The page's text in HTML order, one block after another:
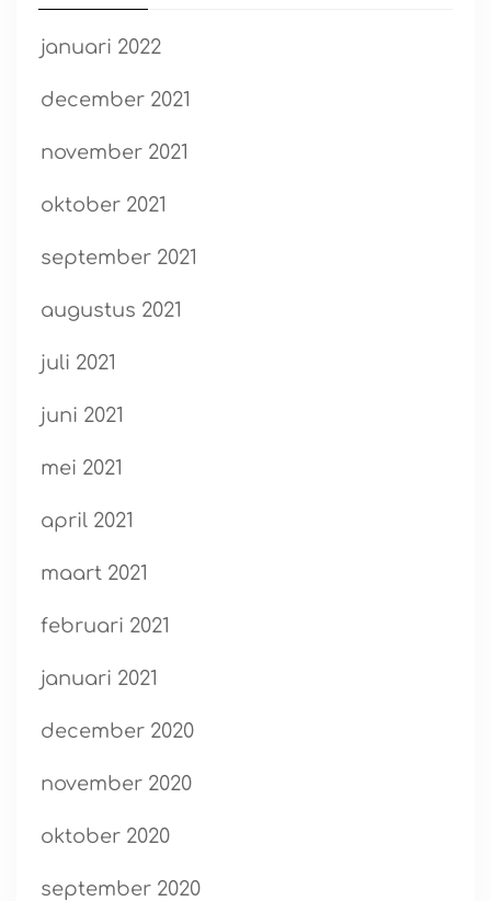
januari 2022
december 2021
november 2021
oktober 2021
september 2021
augustus 2021
juli 2021
juni 2021
mei 2021
april 2021
maart 2021
februari 2021
januari 2021
december 2020
november 2020
oktober 2020
september 2020